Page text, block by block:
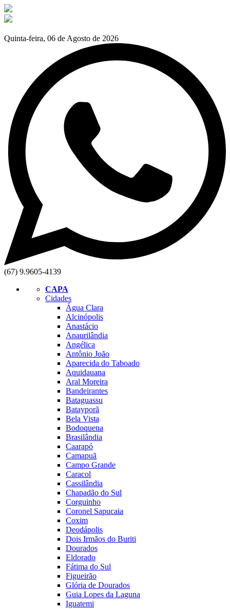
Quinta-feira, 06 de Agosto de 2026
(67) 9.9605-4139
CAPA
Cidades
Água Clara
Alcinópolis
Anastácio
Anaurilândia
Angélica
Antônio João
Aparecida do Taboado
Aquidauana
Aral Moreira
Bandeirantes
Bataguassu
Batayporã
Bela Vista
Bodoquena
Brasilândia
Caarapó
Camapuã
Campo Grande
Caracol
Cassilândia
Chapadão do Sul
Corguinho
Coronel Sapucaia
Coxim
Deodápolis
Dois Irmãos do Buriti
Dourados
Eldorado
Fátima do Sul
Figueirão
Glória de Dourados
Guia Lopes da Laguna
Iguatemi